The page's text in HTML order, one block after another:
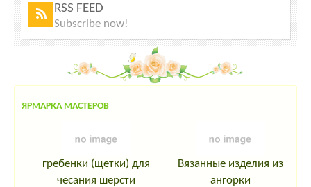
RSS FEED
Subscribe now!
ЯРМАРКА МАСТЕРОВ
гребенки (щетки) для
чесания шерсти
Вязанные изделия из
ангорки